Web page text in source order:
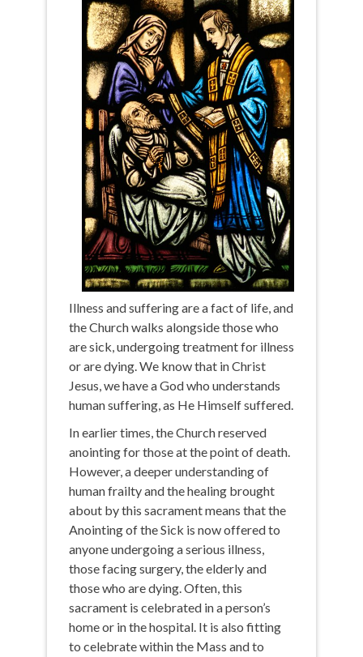
Illness and suffering are a fact of life, and
the Church walks alongside those who
are sick, undergoing treatment for illness
or are dying. We know that in Christ
Jesus, we have a God who understands
human suffering, as He Himself suffered.
In earlier times, the Church reserved
anointing for those at the point of death.
However, a deeper understanding of
human frailty and the healing brought
about by this sacrament means that the
Anointing of the Sick is now offered to
anyone undergoing a serious illness,
those facing surgery, the elderly and
those who are dying. Often, this
sacrament is celebrated in a person’s
home or in the hospital. It is also fitting
to celebrate within the Mass and to